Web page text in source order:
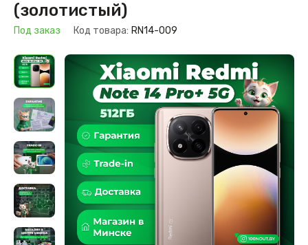
(золотистый)
Под заказ Код товара: RN14-009